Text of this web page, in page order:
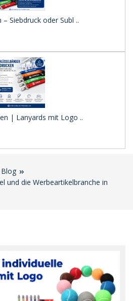
Siebdruck oder Subl ..
| Lanyards mit Logo ..
Blog
und die Werbeartikelbranche in